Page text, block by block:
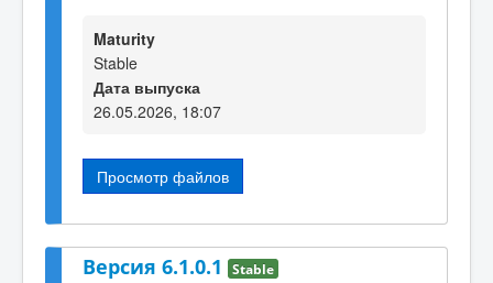
Maturity
Stable
Дата выпуска
26.05.2026, 18:07
Просмотр файлов
Версия 6.1.0.1 Stable